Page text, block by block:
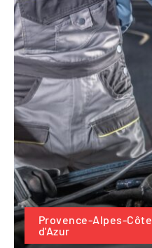
Provence-Alpes-Côte
d'Azur